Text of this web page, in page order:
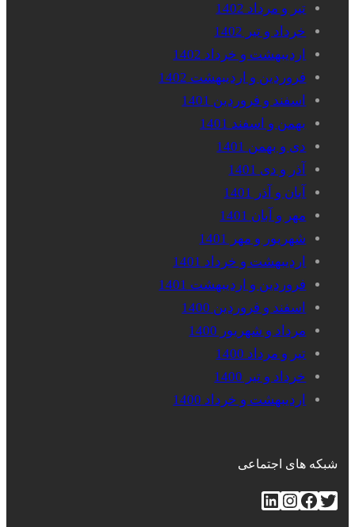
تیر و مرداد 1402
خرداد و تیر 1402
اردیبهشت و خرداد 1402
فروردین و اردیبهشت 1402
اسفند و فروردین 1401
بهمن و اسفند 1401
دی و بهمن 1401
آذر و دی 1401
آبان و آذر 1401
مهر و آبان 1401
شهریور و مهر 1401
اردیبهشت و خرداد 1401
فروردین و اردیبهشت 1401
اسفند و فروردین 1400
مرداد و شهریور 1400
تیر و مرداد 1400
خرداد و تیر 1400
اردیبهشت و خرداد 1400
شبکه های اجتماعی
توییتر فیس‌بوکاینستاگرم لینکداین